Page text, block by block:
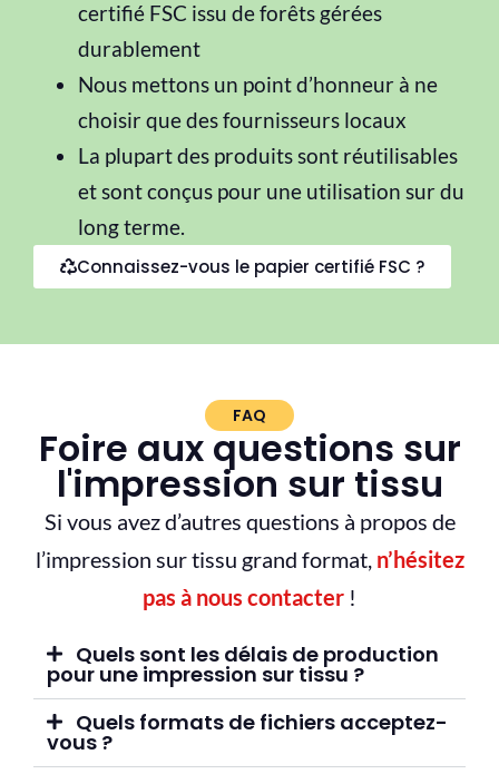
certifié FSC issu de forêts gérées
durablement
Nous mettons un point d’honneur à ne
choisir que des fournisseurs locaux
La plupart des produits sont réutilisables
et sontconçus pour une utilisation sur du
long terme
Connaissez-vous le papier certifié FSC ?
FAQ
Foire aux questions sur
l'impression sur tissu
Si vous avez d’autres questions à propos de
l’impression sur tissu grand format, n’hésitez
pas à nous contacter !
Quels sont les délais de production
pour une impression sur tissu ?
Quels formats de fichiers acceptez-
vous ?